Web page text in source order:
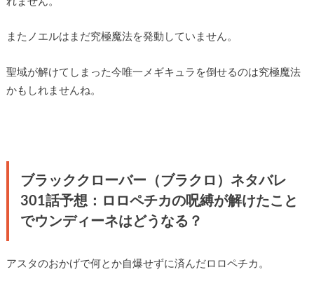
またノエルはまだ究極魔法を発動していません。
聖域が解けてしまった今唯一メギキュラを倒せるのは究極魔法
かもしれませんね。
ブラッククローバー（ブラクロ）ネタバレ
301話予想：ロロペチカの呪縛が解けたこと
でウンディーネはどうなる？
アスタのおかげで何とか自爆せずに済んだロロペチカ。